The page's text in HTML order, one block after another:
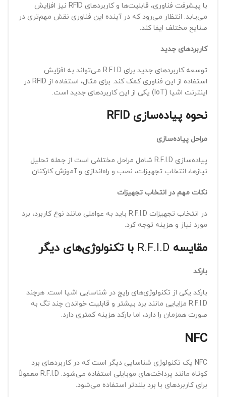
با پیشرفت فناوری، قابلیت‌ها و کاربردهای RFID نیز افزایش
می‌یابد. انتظار می‌رود که در آینده این فناوری نقش مهم‌تری در
صنایع مختلف ایفا کند.
کاربردهای جدید
توسعه کاربردهای جدید برای R.F.I.D می‌تواند به افزایش
استفاده از این فناوری کمک کند. برای مثال، استفاده از RFID در
اینترنت اشیا (IoT) یکی از این کاربردهای جدید است.
نحوه پیاده‌سازی
مراحل پیاده‌سازی
پیاده‌سازی R.F.I.D شامل مراحل مختلفی است از جمله تحلیل
نیازها، انتخاب تجهیزات، نصب و راه‌اندازی و آموزش کارکنان.
نکات مهم در انتخاب تجهیزات
در انتخاب تجهیزات R.F.I.D باید به عواملی مانند نوع کاربرد، برد
مورد نیاز و هزینه توجه کرد.
مقایسه با تکنولوژی‌های دیگر
بارکد
بارکد یکی از تکنولوژی‌های رایج در شناسایی اشیا است. هرچند
R.F.I.D مزایایی مانند برد بیشتر و قابلیت خواندن چند تگ به
صورت همزمان را دارد، اما بارکد هزینه کمتری دارد.
NFC
NFC یک تکنولوژی شناسایی دیگر است که در کاربردهای برد
کوتاه مانند پرداخت‌های موبایلی استفاده می‌شود. R.F.I.D معمولاً
برای کاربردهای با برد بلندتر استفاده می‌شود.